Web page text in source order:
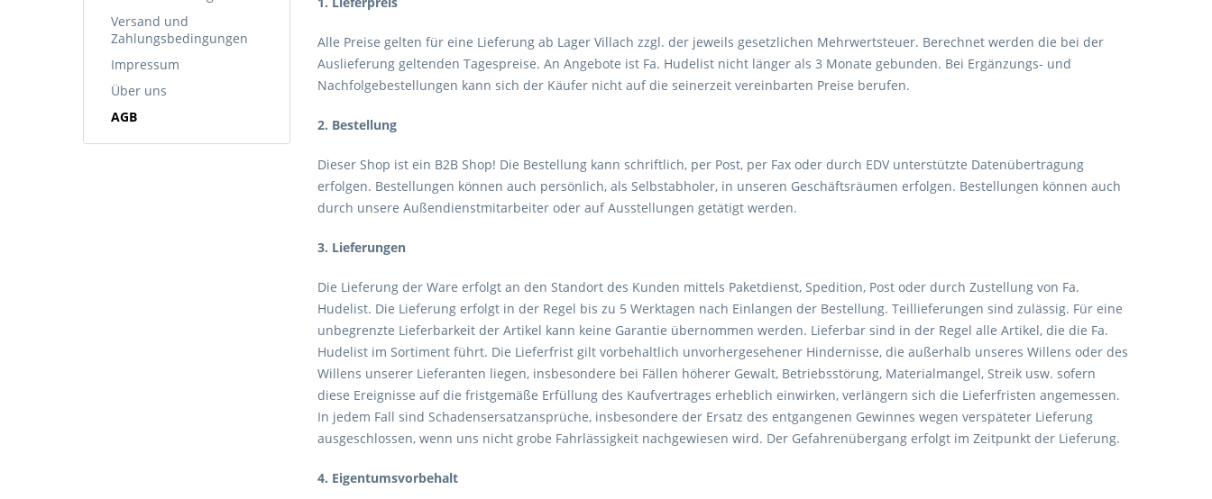
Versand und
Zahlungsbedingungen
Impressum
Über uns
AGB
Alle Preise gelten für eine Lieferung ab Lager Villach zzgl. der jeweils gesetzlichen Mehrwertsteuer. Berechnet werden die bei der
Auslieferung geltenden Tagespreise. An Angebote ist Fa. Hudelist nicht länger als 3 Monate gebunden. Bei Ergänzungs- und
Nachfolgebestellungen kann sich der Käufer nicht auf die seinerzeit vereinbarten Preise berufen.
2. Bestellung
Dieser Shop ist ein B2B Shop! Die Bestellung kann schriftlich, per Post, per Fax oder durch EDV unterstützte Datenübertragung
erfolgen. Bestellungen können auch persönlich, als Selbstabholer, in unseren Geschäftsräumen erfolgen. Bestellungen können auch
durch unsere Außendienstmitarbeiter oder auf Ausstellungen getätigt werden.
3. Lieferungen
Die Lieferung der Ware erfolgt an den Standort des Kunden mittels Paketdienst, Spedition, Post oder durch Zustellung von Fa.
Hudelist. Die Lieferung erfolgt in der Regel bis zu 5 Werktagen nach Einlangen der Bestellung. Teillieferungen sind zulässig. Für eine
unbegrenzte Lieferbarkeit der Artikel kann keine Garantie übernommen werden. Lieferbar sind in der Regel alle Artikel, die die Fa.
Hudelist im Sortiment führt. Die Lieferfrist gilt vorbehaltlich unvorhergesehener Hindernisse, die außerhalb unseres Willens oder des
Willens unserer Lieferanten liegen, insbesondere bei Fällen höherer Gewalt, Betriebsstörung, Materialmangel, Streik usw. sofern
diese Ereignisse auf die fristgemäße Erfüllung des Kaufvertrages erheblich einwirken, verlängern sich die Lieferfristen angemessen.
In jedem Fall sind Schadensersatzansprüche, insbesondere der Ersatz des entgangenen Gewinnes wegen verspäteter Lieferung
ausgeschlossen, wenn uns nicht grobe Fahrlässigkeit nachgewiesen wird. Der Gefahrenübergang erfolgt im Zeitpunkt der Lieferung.
4. Eigentumsvorbehalt